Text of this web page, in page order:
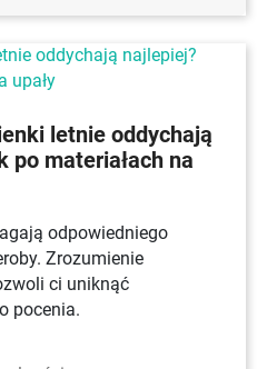
letnie oddychają
po materiałach na
odpowiedniego
Zrozumienie
ci uniknąć
pocenia.